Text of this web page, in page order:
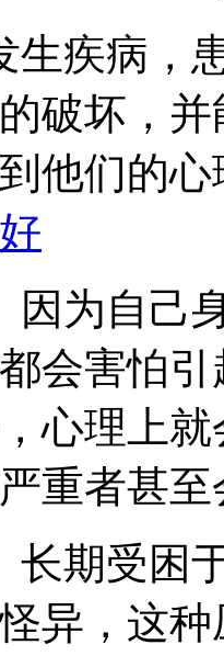
生疾病，
破坏，
他们的
因为自己
会害怕
心理上
重者甚
长期受困
异，这